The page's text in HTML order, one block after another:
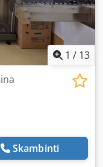
1 / 13
Skambinti